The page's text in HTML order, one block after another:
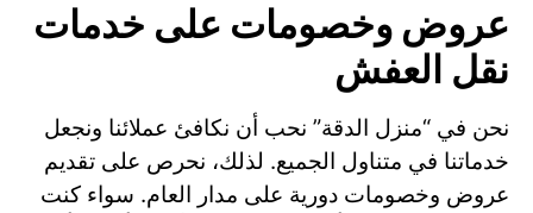
عروض وخصومات على خدمات
نقل العفش
نحن في “منزل الدقة” نحب أن نكافئ عملائنا ونجعل
خدماتنا في متناول الجميع. لذلك، نحرص على تقديم
عروض وخصومات دورية على مدار العام. سواء كنت